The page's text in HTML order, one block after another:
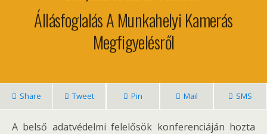
Állásfoglalás A Munkahelyi Kamerás
Megfigyelésről
Share Tweet Pin Mail SMS
A belső adatvédelmi felelősök konferenciáján hozta